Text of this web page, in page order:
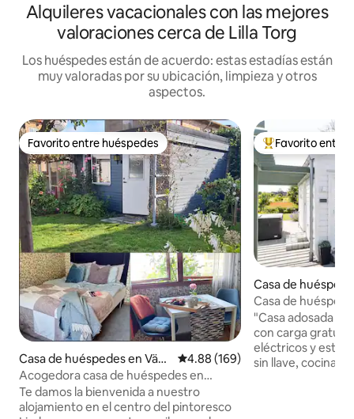
Alquileres vacacionales con las mejores
valoraciones cerca de Lilla Torg
Los huéspedes están de acuerdo: estas estadías están
muy valoradas por su ubicación, limpieza y otros
aspectos.
Favorito entre huéspedes
Favorito entre huéspedes
Casa de huéspedes en Väst
er
Calificación promedio: 4.88 de
4.88 (169)
Acogedora casa de huéspedes en
Limhamn
Te damos la bienvenida a nuestro
alojamiento en el centro del pintoresco
Favorito entre
Favorito entre
Casa de
anstorp
Casa de
gratuita - Cerca
"Casa adosada
con carga
eléctricos y
sin llave, cocina